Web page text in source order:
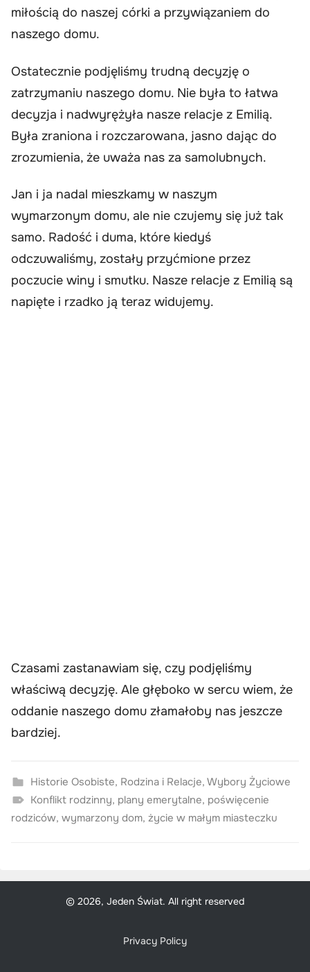
miłością do naszej córki a przywiązaniem do
naszego domu.
Ostatecznie podjęliśmy trudną decyzję o
zatrzymaniu naszego domu. Nie była to łatwa
decyzja i nadwyrężyła nasze relacje z Emilią.
Była zraniona i rozczarowana, jasno dając do
zrozumienia, że uważa nas za samolubnych.
Jan i ja nadal mieszkamy w naszym
wymarzonym domu, ale nie czujemy się już tak
samo. Radość i duma, które kiedyś
odczuwaliśmy, zostały przyćmione przez
poczucie winy i smutku. Nasze relacje z Emilią są
napięte i rzadko ją teraz widujemy.
Czasami zastanawiam się, czy podjęliśmy
właściwą decyzję. Ale głęboko w sercu wiem, że
oddanie naszego domu złamałoby nas jeszcze
bardziej.
Historie Osobiste, Rodzina i Relacje, Wybory Życiowe
Konflikt rodzinny, plany emerytalne, poświęcenie
rodziców, wymarzony dom, życie w małym miasteczku
© 2026, Jeden Świat. All right reserved
Privacy Policy